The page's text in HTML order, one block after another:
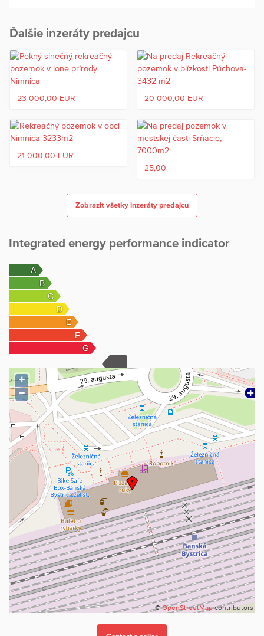
Ďalšie inzeráty predajcu
23 000,00 EUR 20 000,00 EUR
21 000,00 EUR
25,00
Zobraziť všetky inzeráty predajcu
Integrated energy performance indicator
+
−
©OpenStreetMapcontributors